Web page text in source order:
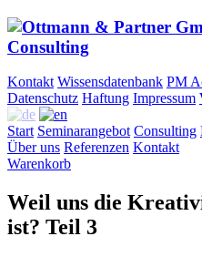
Kontakt Wissensdatenbank PM
Datenschutz Haftung Impressum
Start Seminarangebot Consulting
Über uns Referenzen Kontakt
Warenkorb
Weil uns die
ist? Teil 3